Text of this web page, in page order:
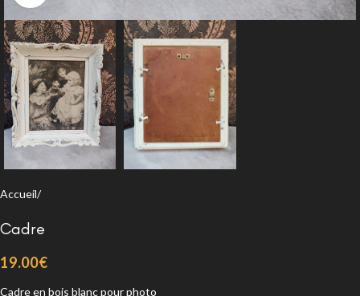
Accueil Cadres & Tableaux
Cadre
19.00€
Cadre en bois blanc pour photo